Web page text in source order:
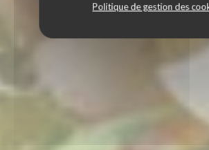
Politique de gestion des